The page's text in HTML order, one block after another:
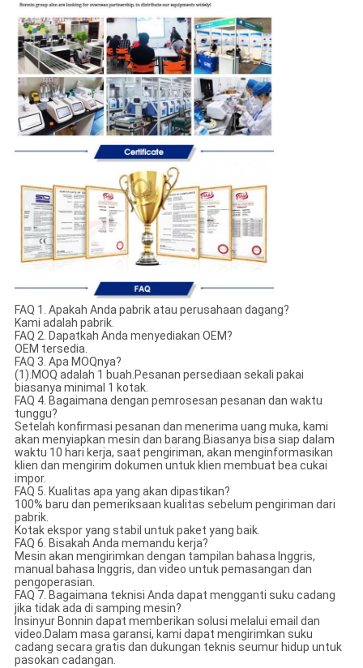
FAQ 1. Apakah Anda pabrik atau perusahaan dagang?
Kami adalah pabrik.
FAQ 2. Dapatkah Anda menyediakan OEM?
OEM tersedia.
FAQ 3. Apa MOQnya?
(1).MOQ adalah 1 buah.Pesanan persediaan sekali pakai
biasanya minimal 1 kotak.
FAQ 4. Bagaimana dengan pemrosesan pesanan dan waktu
tunggu?
Setelah konfirmasi pesanan dan menerima uang muka, kami
akan menyiapkan mesin dan barang.Biasanya bisa siap dalam
waktu 10 hari kerja, saat pengiriman, akan menginformasikan
klien dan mengirim dokumen untuk klien membuat bea cukai
impor.
FAQ 5. Kualitas apa yang akan dipastikan?
100% baru dan pemeriksaan kualitas sebelum pengiriman dari
pabrik.
Kotak ekspor yang stabil untuk paket yang baik.
FAQ 6. Bisakah Anda memandu kerja?
Mesin akan mengirimkan dengan tampilan bahasa Inggris,
manual bahasa Inggris, dan video untuk pemasangan dan
pengoperasian.
FAQ 7. Bagaimana teknisi Anda dapat mengganti suku cadang
jika tidak ada di samping mesin?
Insinyur Bonnin dapat memberikan solusi melalui email dan
video.Dalam masa garansi, kami dapat mengirimkan suku
cadang secara gratis dan dukungan teknis seumur hidup untuk
pasokan cadangan.